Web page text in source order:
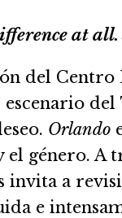
at
del
del
Orlando
género. A
invita a
e